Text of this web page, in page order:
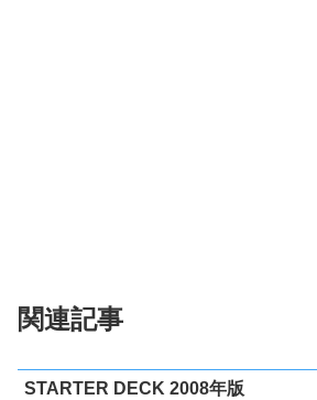
関連記事
STARTER DECK 2008年版